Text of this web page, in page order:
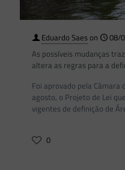
Eduardo Saeson
08/
As possíveis mudanças
altera as regras para a
Foi aprovado pela Câmara
agosto, o Projeto de Lei
vigentes de definição de
0